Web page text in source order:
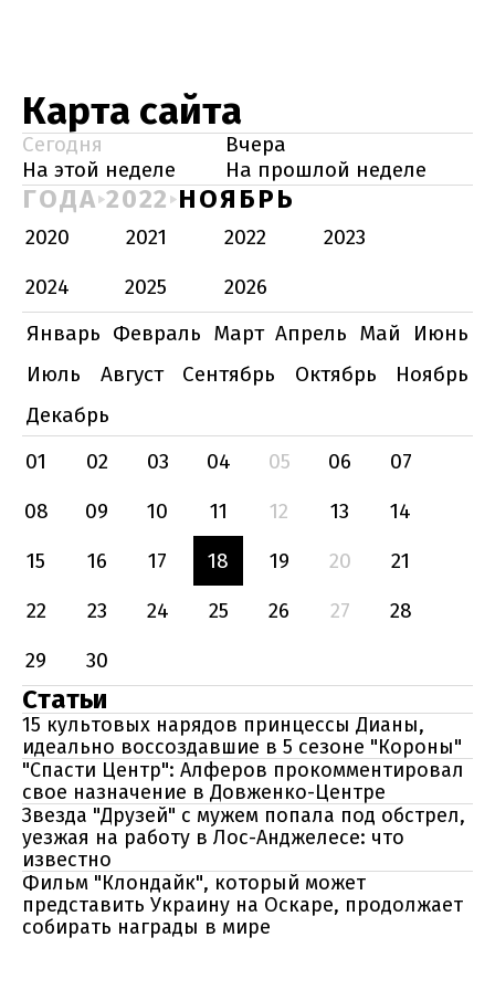
Карта сайта
Сегодня
Вчера
На этой неделе
На прошлой неделе
ГОДА 2022 НОЯБРЬ
2020 2021 2022
2023
2024
2025
2026
Январь Февраль Март Апрель Май
Июнь
Июль
Август Сентябрь Октябрь
Ноябрь
Декабрь
01
02 03 04 05 06
07
08
09 10 11 12 13
14
15
16 17 18 19 20
21
22
23 24 25 26 27
28
29
30
Статьи
15 культовых нарядов принцессы Дианы,
идеально воссоздавшие в 5 сезоне "Короны"
"Спасти Центр": Алферов прокомментировал
свое назначение в Довженко-Центре
Звезда "Друзей" с мужем попала под обстрел,
уезжая на работу в Лос-Анджелесе: что
известно
Фильм "Клондайк", который может
представить Украину на Оскаре, продолжает
собирать награды в мире